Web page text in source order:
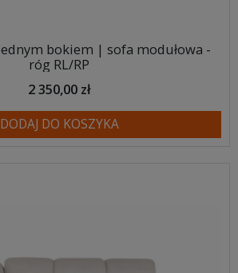
bokiem | sofa modułowa -
róg RL/RP
2 350,00 zł
DODAJ DO KOSZYKA